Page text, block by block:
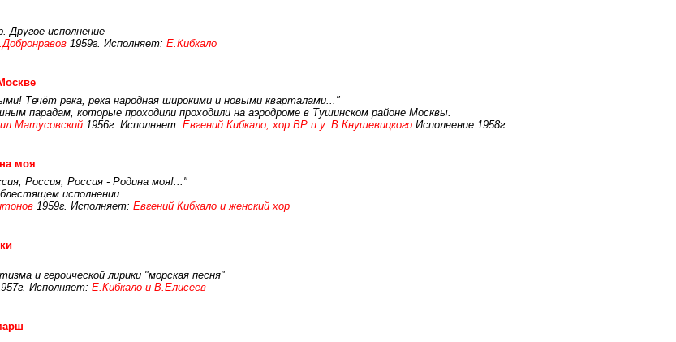
Другое исполнение
1959г. Исполняет: Е.Кибкало
Течёт река, река народная широкими и новыми кварталами..."
парадам, которые проходили проходили на аэродроме в Тушинском районе Москвы.
Матусовский 1956г. Исполняет: Евгений Кибкало, хор ВР п.у. В.Кнушевицкого Исполнение 1958г.
моя
Россия, Россия - Родина моя!..."
исполнении.
1959г. Исполняет: Евгений Кибкало и женский хор
и героической лирики "морская песня"
Исполняет: Е.Кибкало и В.Елисеев